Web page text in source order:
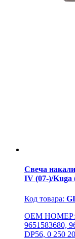
Свеча
IV (07-)/Kuga
Код товара:
OEM НОМЕР:
9651583680,
DP56, 0 250